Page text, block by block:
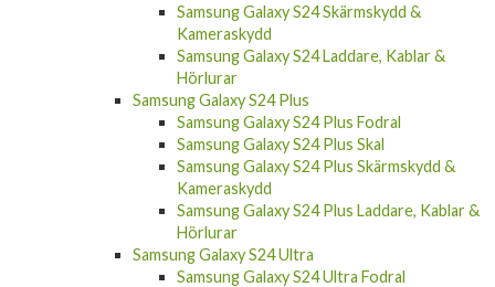
Samsung Galaxy S24 Skärmskydd &
Kameraskydd
Samsung Galaxy S24 Laddare, Kablar &
Hörlurar
Samsung Galaxy S24 Plus
Samsung Galaxy S24 Plus Fodral
Samsung Galaxy S24 Plus Skal
Samsung Galaxy S24 Plus Skärmskydd &
Kameraskydd
Samsung Galaxy S24 Plus Laddare, Kablar &
Hörlurar
Samsung Galaxy S24 Ultra
Samsung Galaxy S24 Ultra Fodral